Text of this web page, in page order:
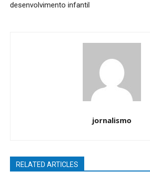
desenvolvimento infantil
jornalismo
RELATED ARTICLES